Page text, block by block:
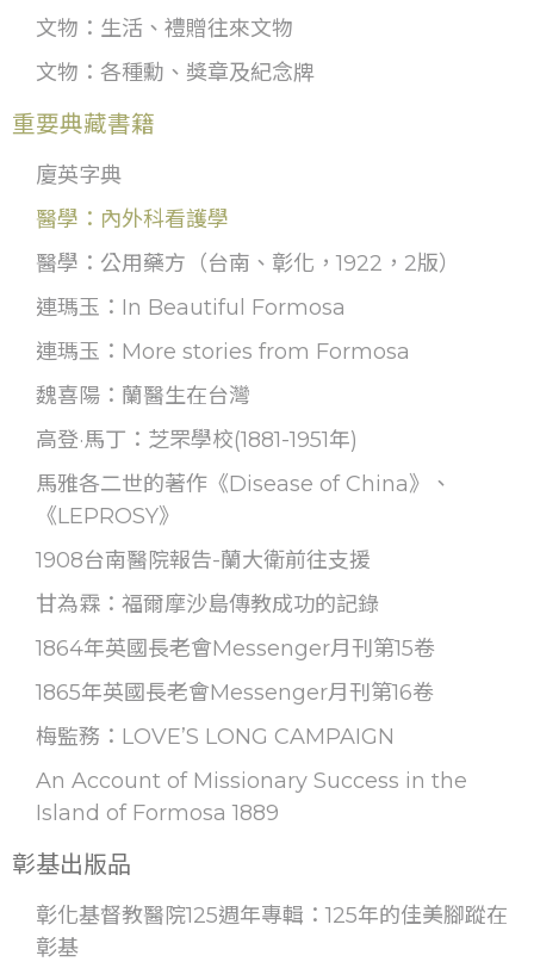
文物：生活、禮贈往來文物
文物：各種勳、獎章及紀念牌
重要典藏書籍
廈英字典
醫學：內外科看護學
醫學：公用藥方（台南、彰化，1922，2版）
連瑪玉：In Beautiful Formosa
連瑪玉：More stories from Formosa
魏喜陽：蘭醫生在台灣
高登·馬丁：芝罘學校(1881-1951年)
馬雅各二世的著作《Disease of China》、
《LEPROSY》
1908台南醫院報告-蘭大衛前往支援
甘為霖：福爾摩沙島傳教成功的記錄
1864年英國長老會Messenger月刊第15卷
1865年英國長老會Messenger月刊第16卷
梅監務：LOVE’S LONG CAMPAIGN
An Account of Missionary Success in the
Island of Formosa 1889
彰基出版品
彰化基督教醫院125週年專輯：125年的佳美腳蹤在
彰基